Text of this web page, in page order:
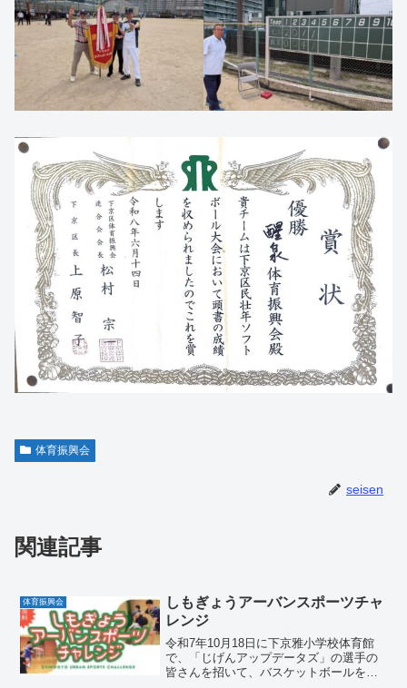
体育振興会
seisen
関連記事
体育振興会
しもぎょうアーバンスポーツチャ
レンジ
令和7年10月18日に下京雅小学校体育館
で、「じげんアップデータズ」の選手の
皆さんを招いて、バスケットボールを楽